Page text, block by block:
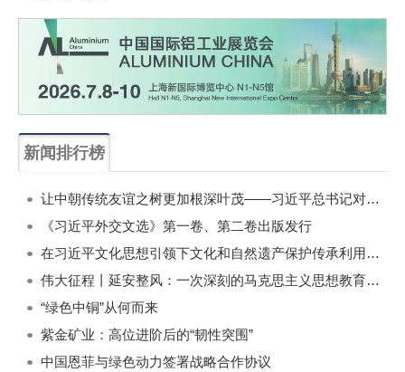
新闻排行榜
让中朝传统友谊之树更加根深叶茂——习近平总书记对朝鲜进行国事访问纪实
《习近平外交文选》第一卷、第二卷出版发行
在习近平文化思想引领下文化和自然遗产保护传承利用工作开创新局面
伟大征程丨延安整风：一次深刻的马克思主义思想教育运动
“绿色中铜”从何而来
紫金矿业：高位进阶后的“韧性突围”
中国恩菲与绿色动力签署战略合作协议